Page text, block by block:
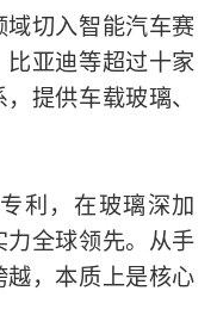
切入智能汽车赛
亚迪等超过十家
提供车载玻璃、
利，在玻璃深加
全球领先。从手
，本质上是核心